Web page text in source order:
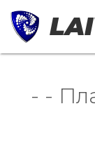
- -